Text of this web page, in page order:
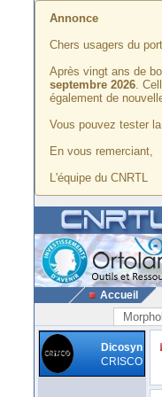
Annonce
Chers usagers du
Après vingt ans de
septembre 2026.
également de
Vous pouvez tester
En vous remerciant,
L'équipe du CNRTL
Accueil
Dicosyn
CRISCO